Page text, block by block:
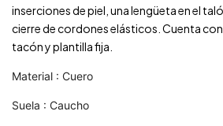
inserciones de piel, una lengüeta en el
cierre de cordones elásticos . Cuenta
tacón y plantilla fija.
Material : Cuero
Suela : Caucho